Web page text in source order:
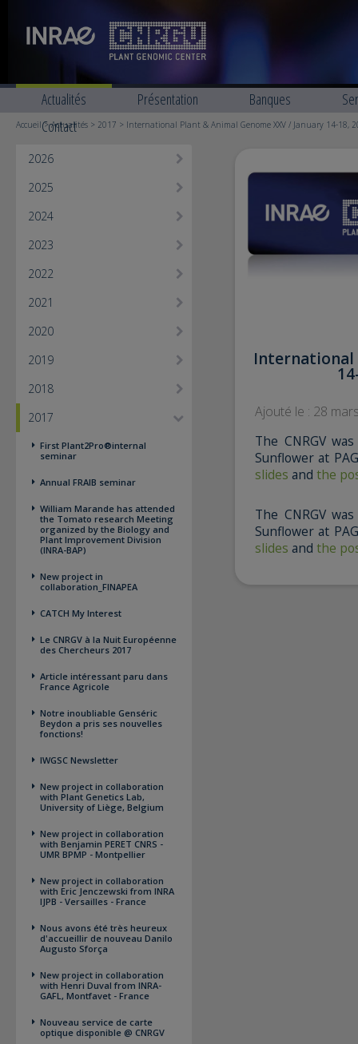
Actualités Présentation Banques
Contact
Accueil>Actualités > 2017 > International Plant & Animal Genome XXV / January 14-18,
2026
2025
2024
2023
2022
2021
2020
2019
2018
2017
First Plant2Pro®internal
seminar
Annual FRAIB seminar
William Marande has attended
the Tomato research Meeting
organized by the Biology and
Plant Improvement Division
(INRA-BAP)
New project in
collaboration_FINAPEA
CATCH My Interest
Le CNRGV à la Nuit Européenne
des Chercheurs 2017
Article intéressant paru dans
France Agricole
Notre inoubliable Genséric
Beydon a pris ses nouvelles
fonctions!
IWGSC Newsletter
New project in collaboration
with Plant Genetics Lab,
University of Liège, Belgium
New project in collaboration
with Benjamin PERET CNRS -
UMR BPMP - Montpellier
New project in collaboration
with Eric Jenczewski from INRA
IJPB - Versailles - France
Nous avons été très heureux
d'accueillir de nouveau Danilo
Augusto Sforça
New project in collaboration
with Henri Duval from INRA-
GAFL, Montfavet - France
Nouveau service de carte
optique disponible @ CNRGV
International
Ajouté le : 28
The CNRGV
Sunflower at
slides and the
The CNRGV
Sunflower at
slides and the